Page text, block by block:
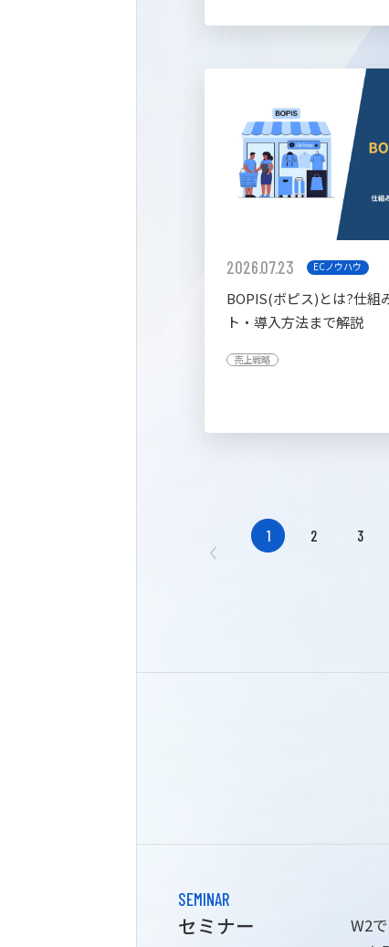
2026.07.23 ECノウハウ
BOPIS(ボピス)とは?仕組
ト・導入方法まで解説
売上戦略
1 2 3
SEMINAR
セミナー
W2